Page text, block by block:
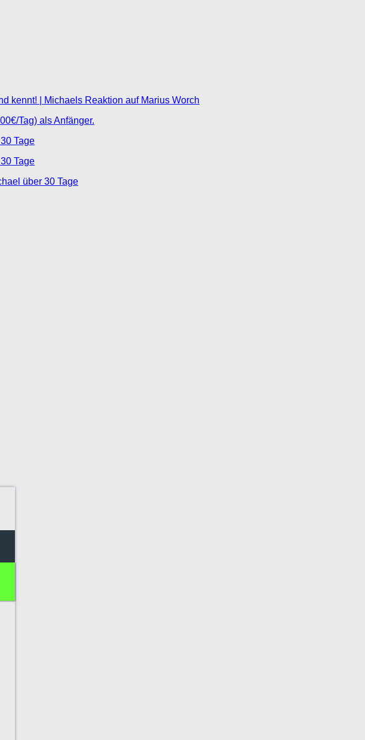
kennt! | Michaels Reaktion auf Marius Worch
Tag) als Anfänger.
Tage
Tage
über 30 Tage